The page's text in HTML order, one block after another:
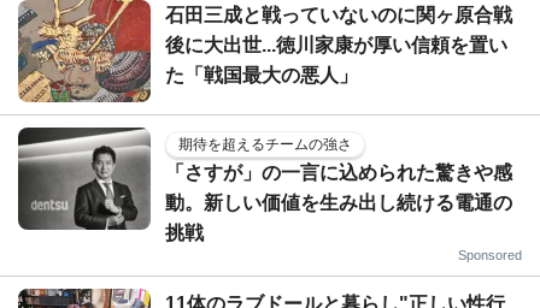
石田三成と戦っていないのに関ヶ原合戦
後に大出世...徳川家康が厚い信頼を置い
た「戦国最大の悪人」
期待を超えるチームの強さ
「さすが」の一言に込められた驚きや感
動。新しい価値を生み出し続ける電通の
挑戦
Sponsored
11体のラブドールと暮らし"正しい性行